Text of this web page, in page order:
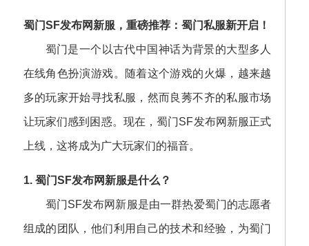
蜀门SF发布网新服，重磅推荐：蜀门私服新开启！
蜀门是一个以古代中国神话为背景的大型多人
在线角色扮演游戏。随着这个游戏的火爆，越来越
多的玩家开始寻找私服，然而良莠不齐的私服市场
让玩家们感到困惑。现在，蜀门SF发布网新服正式
上线，这将成为广大玩家们的福音。
1. 蜀门SF发布网新服是什么？
蜀门SF发布网新服是由一群热爱蜀门的志愿者
组成的团队，他们利用自己的技术和经验，为蜀门